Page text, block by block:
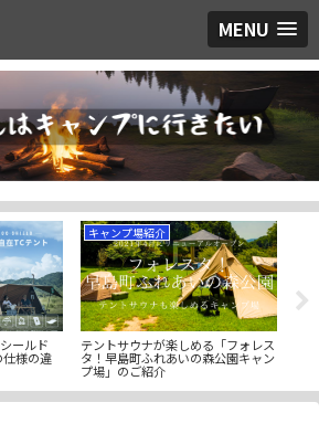
MENU
ールド
様の違
キャンプ場紹介
テントサウナが楽しめる「フォレス
タ！早島町ふれあいの森公園キャン
プ場」のご紹介